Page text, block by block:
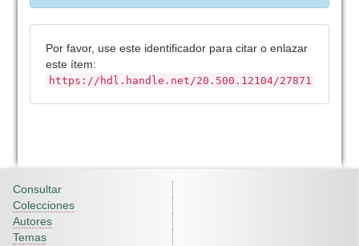
Por favor, use este identificador para citar o enlazar
este ítem:
https://hdl.handle.net/20.500.12104/27871
Consultar
Colecciones
Autores
Temas